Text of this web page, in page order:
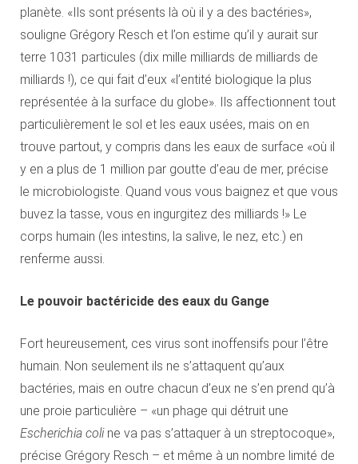
planète. «Ils sont présents là où il y a des bactéries»,
souligne Grégory Resch et l’on estime qu’il y aurait sur
terre 1031 particules (dix mille milliards de milliards de
milliards !), ce qui fait d’eux «l’entité biologique la plus
représentée à la surface du globe». Ils affectionnent tout
particulièrement le sol et les eaux usées, mais on en
trouve partout, y compris dans les eaux de surface «où il
y en a plus de 1 million par goutte d’eau de mer, précise
le microbiologiste. Quand vous vous baignez et que vous
buvez la tasse, vous en ingurgitez des milliards !» Le
corps humain (les intestins, la salive, le nez, etc.) en
renferme aussi.
Le pouvoir bactéricide des eaux du Gange
Fort heureusement, ces virus sont inoffensifs pour l’être
humain. Non seulement ils ne s’attaquent qu’aux
bactéries, mais en outre chacun d’eux ne s’en prend qu’à
une proie particulière – «un phage qui détruit une
Escherichia coline va pas s’attaquer à un streptocoque»,
précise Grégory Resch – et même à un nombre limité de